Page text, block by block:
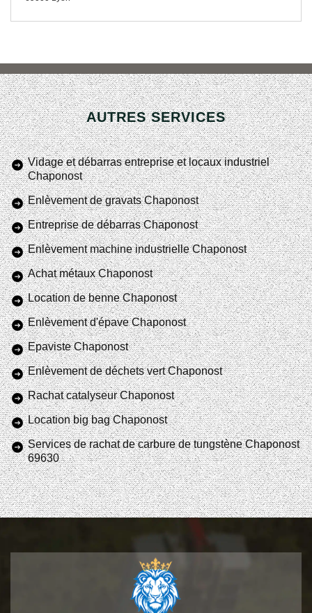
AUTRES SERVICES
Vidage et débarras entreprise et locaux industriel
Chaponost
Enlèvement de gravats Chaponost
Entreprise de débarras Chaponost
Enlèvement machine industrielle Chaponost
Achat métaux Chaponost
Location de benne Chaponost
Enlèvement d'épave Chaponost
Epaviste Chaponost
Enlèvement de déchets vert Chaponost
Rachat catalyseur Chaponost
Location big bag Chaponost
Services de rachat de carbure de tungstène Chaponost
69630